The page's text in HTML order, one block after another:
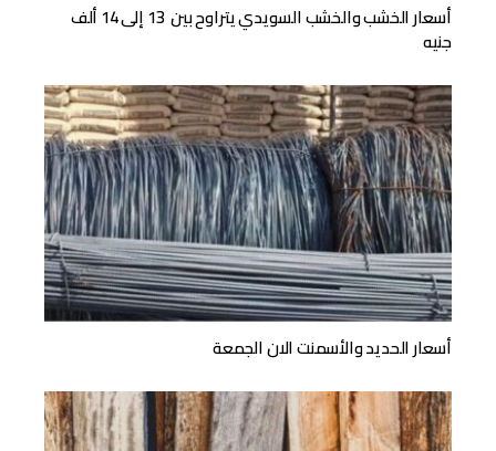
أسعار الخشب والخشب السويدي يتراوح بين 13 إلى 14 ألف
جنيه
أسعار الحديد والأسمنت الان الجمعة